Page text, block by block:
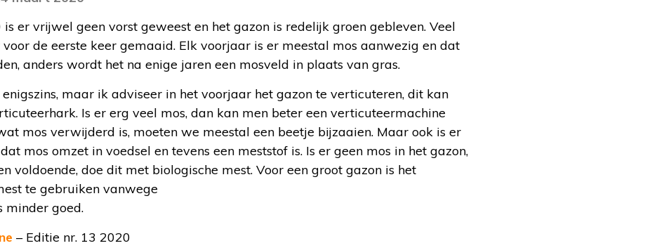
er vrijwel geen vorst geweest en het gazon is redelijk groen gebleven. Veel
de eerste keer gemaaid. Elk voorjaar is er meestal mos aanwezig en dat
anders wordt het na enige jaren een mosveld in plaats van gras.
maar ik adviseer in het voorjaar het gazon te verticuteren, dit kan
Is er erg veel mos, dan kan men beter een verticuteermachine
mos verwijderd is, moeten we meestal een beetje bijzaaien. Maar ook is er
mos omzet in voedsel en tevens een meststof is. Is er geen mos in het gazon,
voldoende, doe dit met biologische mest. Voor een groot gazon is het
te gebruiken vanwege
minder goed.
– Editie nr. 13 2020